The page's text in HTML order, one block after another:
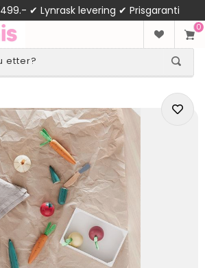
✔ Lynrask levering ✔ Prisgaranti
0